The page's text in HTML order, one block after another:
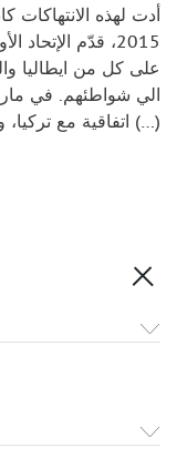
أدت لهذه الانتهاكات
2015، قدّم
على كل من ايطاليا
اتفاقية مع تركيا، والتي (…)